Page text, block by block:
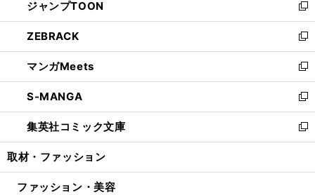
く
で
開
く
ド
ウ
で
開
く
ィ
ン
ド
ウ
で
開
く
い
ウ
ィ
ン
ド
ウ
で
開
く
ジャンプTOON
新
し
い
ウ
ィ
ン
ド
ウ
で
開
ZEBRACK
新
し
い
ウ
ィ
ン
ド
ウ
開
マンガMeets
新
し
い
ウ
ィ
ン
ウ
S-MANGA
新
し
い
ウ
ン
集英社コミック文庫
新
し
ウ
取材・ファッション
ファッション・美容